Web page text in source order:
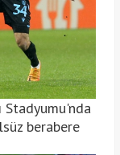
Stadyumu'nda
berabere